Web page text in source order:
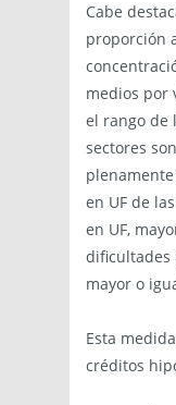
Cabe
proporción
medios por
el rango de
sectores
en UF de
en UF,
dificultades
mayor o
Esta
créditos